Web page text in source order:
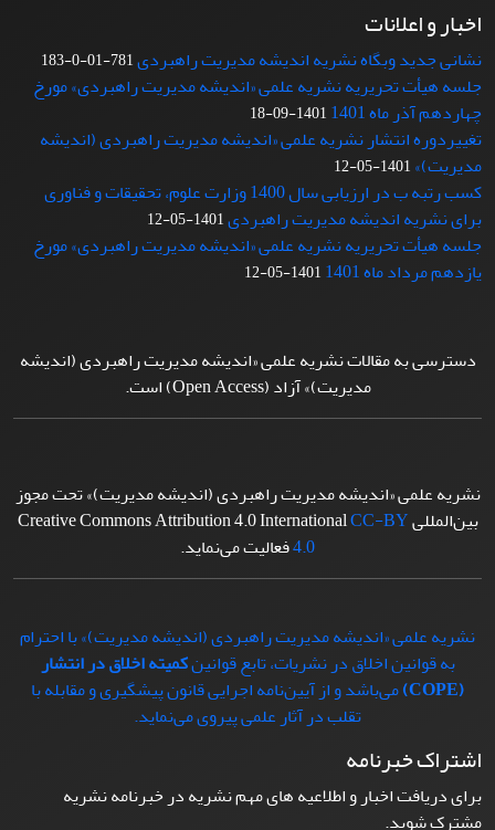
اخبار و اعلانات
نشانی جدید وبگاه نشریه اندیشه مدیریت راهبردی781-01-0-183
جلسه هیأت تحریریه نشریه علمی «اندیشه مدیریت راهبردی» مورخ
چهاردهم آذر ماه 1401
1401-09-18
تغییردوره انتشار نشریه علمی «اندیشه مدیریت راهبردی (اندیشه
مدیریت)»1401-05-12
کسب رتبه ب در ارزیابی سال 1400 وزارت علوم، تحقیقات و فناوری
برای نشریه اندیشه مدیریت راهبردی1401-05-12
جلسه هیأت تحریریه نشریه علمی «اندیشه مدیریت راهبردی» مورخ
یازدهم مرداد ماه 1401
1401-05-12
دسترسی به مقالات نشریه علمی «اندیشه مدیریت راهبردی (اندیشه
مدیریت)» آزاد (Open Access) است.
نشریه علمی «اندیشه مدیریت راهبردی (اندیشه مدیریت)» تحت مجوز
بین‌المللی Creative Commons Attribution 4.0 InternationalCC-BY
4.0فعالیت می‌نماید.
نشریه علمی «اندیشه مدیریت راهبردی (اندیشه مدیریت)» با احترام
به قوانین اخلاق در نشریات، تابع قوانینکمیته اخلاق در انتشار
(COPE)
می‌باشد و از آیین‌نامه اجرایی قانون پیشگیری و مقابله با
تقلب در آثار علمی پیروی می‌نماید.
اشتراک خبرنامه
برای دریافت اخبار و اطلاعیه های مهم نشریه در خبرنامه نشریه
مشترک شوید.